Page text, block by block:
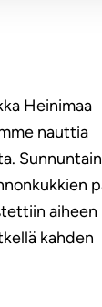
Heinimaa
nauttia
aiheen
kahden